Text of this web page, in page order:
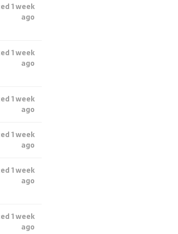
1 week
ago
1 week
ago
1 week
ago
1 week
ago
1 week
ago
1 week
ago